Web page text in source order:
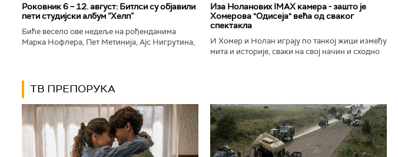
Роковник 6 – 12. август: Битлси су објавили
пети студијски албум ”Хелп”
Биће весело ове недеље на рођенданима
Марка Нофлера, Пет Метинија, Ајс Нигрутина,
Иза Ноланових IMAX камера - зашто је
Хомерова "Одисеја" већа од сваког
спектакла
И Хомер и Нолан играју по танкој жици између
мита и историје, сваки на свој начин и сходно
ТВ ПРЕПОРУКА